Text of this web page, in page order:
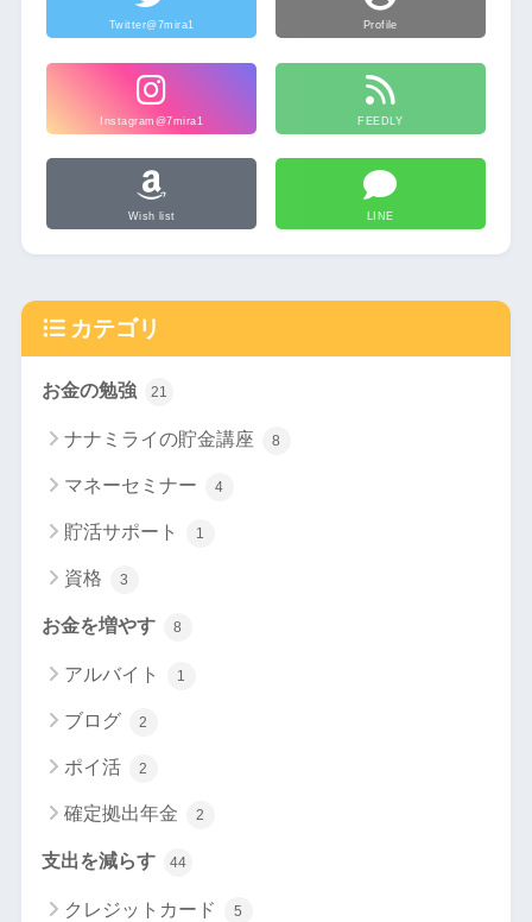
Twitter@7mira1 Profile
Instagram@7mira1 FEEDLY
Wish list LINE
カテゴリ
お金の勉強 21
ナナミライの貯金講座 8
マネーセミナー 4
貯活サポート 1
資格 3
お金を増やす 8
アルバイト 1
ブログ 2
ポイ活 2
確定拠出年金 2
支出を減らす 44
クレジットカード 5